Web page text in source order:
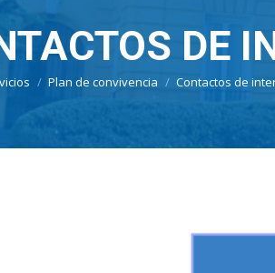
DE
Plan de convivencia Contactos de